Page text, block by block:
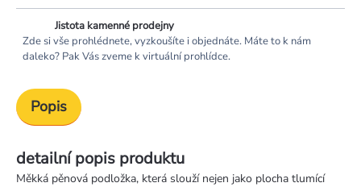
Jistota kamenné prodejny
Zde si vše prohlédnete, vyzkoušíte i objednáte. Máte to k nám
daleko? Pak Vás zveme k virtuální prohlídce.
Popis
detailní popis produktu
Měkká pěnová podložka, která slouží nejen jako plocha tlumící